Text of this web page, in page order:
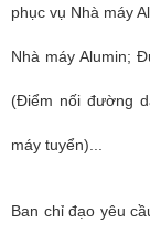
phục vụ Nhà máy
Nhà máy Alumin;
(Điểm nối đường
máy tuyển)...
Ban chỉ đạo yêu